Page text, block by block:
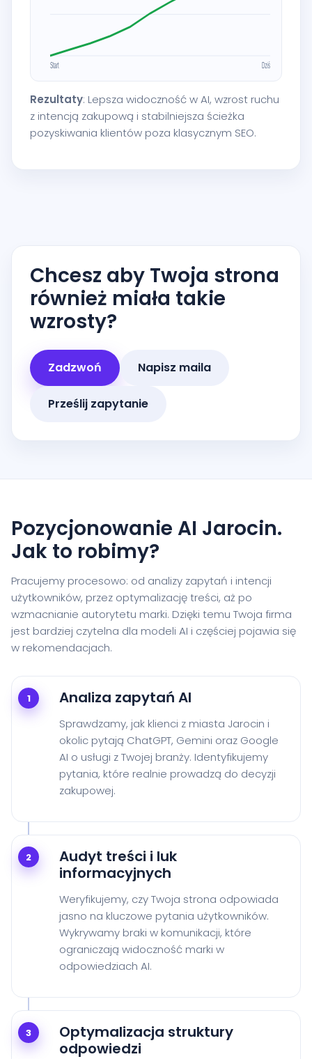
Rezultaty: Lepsza widoczność w AI, wzrost ruchu
z intencją zakupową i stabilniejsza ścieżka
pozyskiwania klientów poza klasycznym SEO.
Chcesz aby Twoja strona
również miała takie
wzrosty?
Zadzwoń Napisz maila
Prześlij zapytanie
Pozycjonowanie AI Jarocin.
Jak to robimy?
Pracujemy procesowo: od analizy zapytań i intencji
użytkowników, przez optymalizację treści, aż po
wzmacnianie autorytetu marki. Dzięki temu Twoja firma
jest bardziej czytelna dla modeli AI i częściej pojawia się
w rekomendacjach.
1 Analiza zapytań AI
Sprawdzamy, jak klienci z miasta Jarocin i
okolic pytają ChatGPT, Gemini oraz Google
AI o usługi z Twojej branży. Identyfikujemy
pytania, które realnie prowadzą do decyzji
zakupowej.
2
Audyt treści i luk
informacyjnych
Weryfikujemy, czy Twoja strona odpowiada
jasno na kluczowe pytania użytkowników.
Wykrywamy braki w komunikacji, które
ograniczają widoczność marki w
odpowiedziach AI.
3
Optymalizacja struktury
odpowiedzi